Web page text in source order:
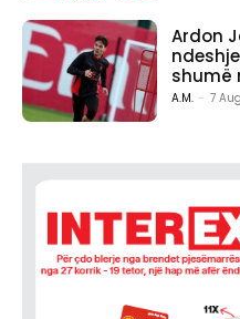
Ardon
shumë
A.M. - 7